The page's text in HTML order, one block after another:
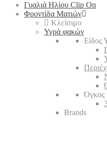
Γυαλιά Ηλίου Clip On
Φροντίδα Ματιών
Κλείσιμο
Υγρά φακών
Είδος
Όγκος
Brands